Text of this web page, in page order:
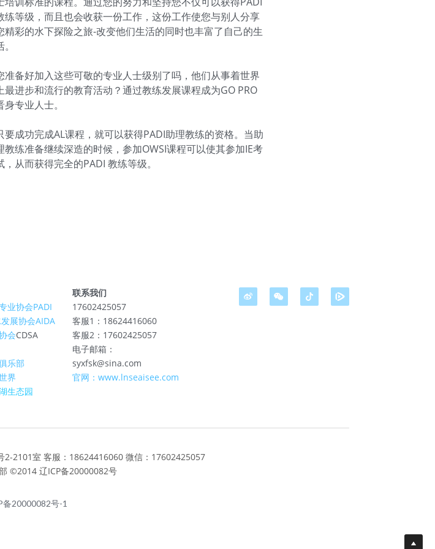
练等级，而且也会收获一份工作，这份工作使您与别人分享
精彩的水下探险之旅-改变他们生活的同时也丰富了自己的生
准备好加入这些可敬的专业人士级别了吗，他们从事着世界
最进步和流行的教育活动？通过教练发展课程成为GO PRO
身专业人士。
要成功完成AL课程，就可以获得PADI助理教练的资格。当助
教练准备继续深造的时候，参加OWSI课程可以使其参加IE考
，从而获得完全的PADI 教练等级。
业协会PADI
展协会AIDA
会CDSA
乐部
界
生态园
联系我们
17602425057
客服1：18624416060
客服2：17602425057
电子邮箱：
syxfsk@sina.com
官网：www.lnseaisee.com
2-2101室 客服：18624416060 微信：17602425057
©2014 辽ICP备20000082号
备20000082号-1